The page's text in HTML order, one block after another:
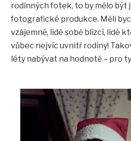
rodinných fotek, to by mělo být
fotografické produkce. Měli
vzájemně, lidé sobě blízcí, lidé
vůbec nejvíc uvnitř rodiny!
léty nabývat na hodnotě – pro